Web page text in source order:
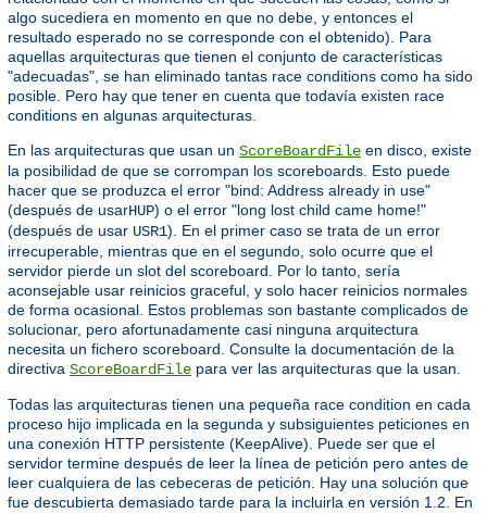
algo sucediera en momento en que no debe, y entonces el
resultado esperado no se corresponde con el obtenido). Para
aquellas arquitecturas que tienen el conjunto de características
"adecuadas", se han eliminado tantas race conditions como ha sido
posible. Pero hay que tener en cuenta que todavía existen race
conditions en algunas arquitecturas.
En las arquitecturas que usan un ScoreBoardFile en disco, existe
la posibilidad de que se corrompan los scoreboards. Esto puede
hacer que se produzca el error "bind: Address already in use"
(después de usarHUP) o el error "long lost child came home!"
(después de usar USR1). En el primer caso se trata de un error
irrecuperable, mientras que en el segundo, solo ocurre que el
servidor pierde un slot del scoreboard. Por lo tanto, sería
aconsejable usar reinicios graceful, y solo hacer reinicios normales
de forma ocasional. Estos problemas son bastante complicados de
solucionar, pero afortunadamente casi ninguna arquitectura
necesita un fichero scoreboard. Consulte la documentación de la
directiva ScoreBoardFile para ver las arquitecturas que la usan.
Todas las arquitecturas tienen una pequeña race condition en cada
proceso hijo implicada en la segunda y subsiguientes peticiones en
una conexión HTTP persistente (KeepAlive). Puede ser que el
servidor termine después de leer la línea de petición pero antes de
leer cualquiera de las cebeceras de petición. Hay una solución que
fue descubierta demasiado tarde para la incluirla en versión 1.2. En